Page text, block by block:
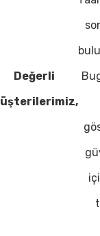
Değerli